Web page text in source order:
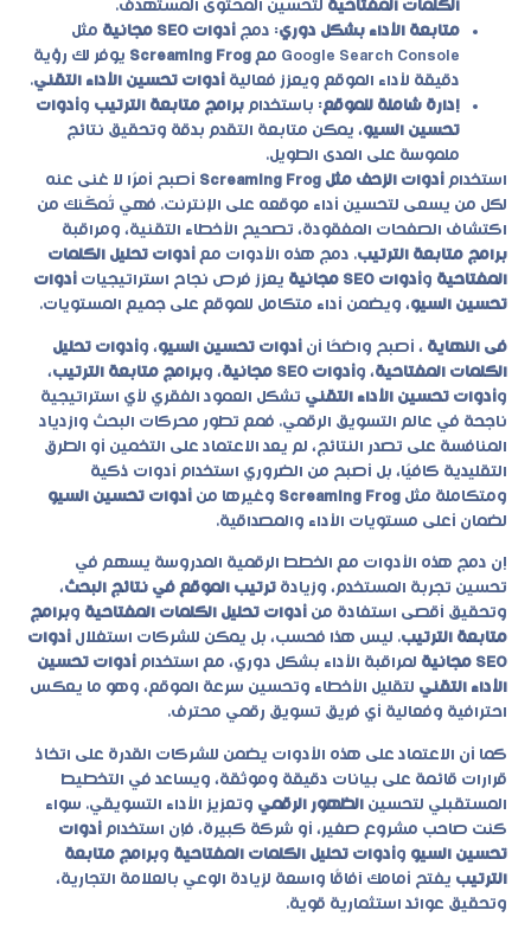
الكلمات المفتاحية لتحسين المحتوى المستهدف.
متابعة الأداء بشكل دوري: دمج أدوات SEO مجانية
مثل
Google Search Console مع
Screaming Frog يوفر لك رؤية
دقيقة لأداء الموقع ويعزز فعالية أدوات تحسين الأداء التقني.
إدارة شاملة للموقع: باستخدام برامج متابعة الترتيب وأدوات
تحسين السيو، يمكن متابعة التقدم بدقة وتحقيق نتائج
ملموسة على المدى الطويل.
استخدام أدوات الزحف مثل Screaming Frog
أصبح أمرًا لا غنى عنه
لكل من يسعى لتحسين أداء موقعه على الإنترنت. فهي تُمكّنك من
اكتشاف الصفحات المفقودة، تصحيح الأخطاء التقنية، ومراقبة
برامج متابعة الترتيب. دمج هذه الأدوات مع أدوات تحليل الكلمات
المفتاحية وأدوات SEO مجانية يعزز فرص نجاح استراتيجيات أدوات
تحسين السيو، ويضمن أداء متكامل للموقع على جميع المستويات.
فى النهاية ، أصبح واضحًا أن أدوات تحسين السيو، وأدوات تحليل
الكلمات المفتاحية، وأدوات SEO مجانية ، وبرامج متابعة الترتيب،
وأدوات تحسين الأداء التقني تشكل العمود الفقري لأي استراتيجية
ناجحة في عالم التسويق الرقمي. فمع تطور محركات البحث وازدياد
المنافسة على تصدر النتائج، لم يعد الاعتماد على التخمين أو الطرق
التقليدية كافيًا، بل أصبح من الضروري استخدام أدوات ذكية
ومتكاملة مثل Screaming Frog وغيرها من أدوات تحسين السيو
لضمان أعلى مستويات الأداء والمصداقية.
إن دمج هذه الأدوات مع الخطط الرقمية المدروسة يسهم في
تحسين تجربة المستخدم، وزيادة ترتيب الموقع في نتائج البحث،
وتحقيق أقصى استفادة من أدوات تحليل الكلمات المفتاحية وبرامج
متابعة الترتيب. ليس هذا فحسب، بل يمكن للشركات استغلال أدوات
SEO مجانية
لمراقبة الأداء بشكل دوري، مع استخدام أدوات تحسين
الأداء التقني لتقليل الأخطاء وتحسين سرعة الموقع، وهو ما يعكس
احترافية وفعالية أي فريق تسويق رقمي محترف.
كما أن الاعتماد على هذه الأدوات يضمن للشركات القدرة على اتخاذ
قرارات قائمة على بيانات دقيقة وموثقة، ويساعد في التخطيط
المستقبلي لتحسين الظهور الرقمي وتعزيز الأداء التسويقي. سواء
كنت صاحب مشروع صغير، أو شركة كبيرة، فإن استخدام أدوات
تحسين السيو وأدوات تحليل الكلمات المفتاحية وبرامج متابعة
الترتيب يفتح أمامك آفاقًا واسعة لزيادة الوعي بالعلامة التجارية،
وتحقيق عوائد استثمارية قوية.